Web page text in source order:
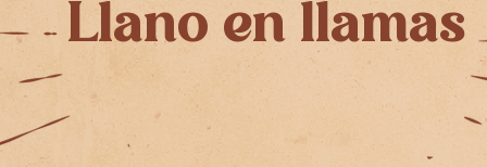
Llano en llamas